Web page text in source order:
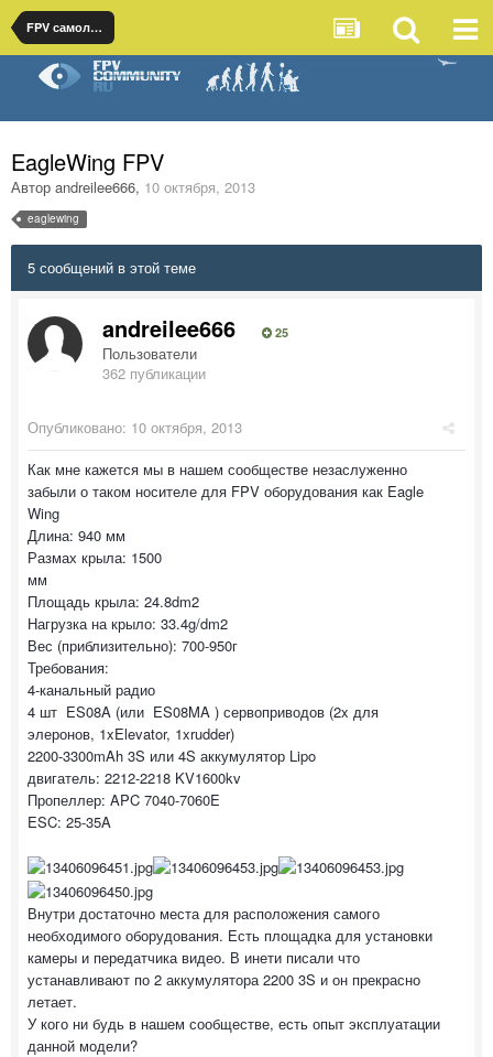
FPV самолеты
EagleWing FPV
Автор andreilee666, 10 октября, 2013
eaglewing
5 сообщений в этой теме
andreilee666 25
Пользователи
362 публикации
Опубликовано: 10 октября, 2013
Как мне кажется мы в нашем сообществе незаслуженно
забыли о таком носителе для FPV оборудования как Eagle
Wing
Длина: 940 мм
Размах крыла: 1500
мм
Площадь крыла: 24.8dm2
Нагрузка на крыло: 33.4g/dm2
Вес (приблизительно): 700-950г
Требования:
4-канальный радио
4 шт ES08A (или ES08MA ) сервоприводов (2x для
элеронов, 1xElevator, 1xrudder)
2200-3300mAh 3S или 4S аккумулятор Lipo
двигатель: 2212-2218 KV1600kv
Пропеллер: APC 7040-7060E
ESC: 25-35A
Внутри достаточно места для расположения самого
необходимого оборудования. Есть площадка для установки
камеры и передатчика видео. В инети писали что
устанавливают по 2 аккумулятора 2200 3S и он прекрасно
летает.
У кого ни будь в нашем сообществе, есть опыт эксплуатации
данной модели?